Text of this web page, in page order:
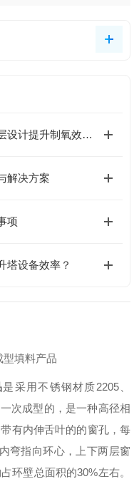
如何通过优化空分装置鲍尔环填料层设计提升制氧效率？
解决方案
项
塔设备效率？
型填料产品
是采用不锈钢材质2205、
次成型的，是一种高径相
有内伸舌叶的的窗孔，每
弯指向环心，上下两层窗
环壁总面积的30%左右。